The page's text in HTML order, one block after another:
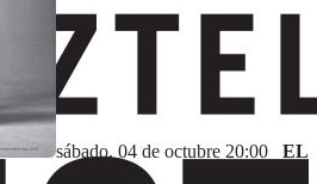
sábado, 04 de octubre 20:00 EL